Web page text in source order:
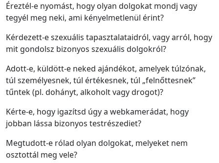
Éreztél-e nyomást, hogy olyan dolgokat mondj vagy
tegyél meg neki, ami kényelmetlenül érint?
Kérdezett-e szexuális tapasztalataidról, vagy arról, hogy
mit gondolsz bizonyos szexuális dolgokról?
Adott-e, küldött-e neked ajándékot, amelyek túlzónak,
túl személyesnek, túl értékesnek, túl „felnőttesnek”
tűntek (pl. dohányt, alkoholt vagy drogot)?
Kérte-e, hogy igazítsd úgy a webkamerádat, hogy
jobban lássa bizonyos testrészediet?
Megtudott-e rólad olyan dolgokat, melyeket nem
osztottál meg vele?